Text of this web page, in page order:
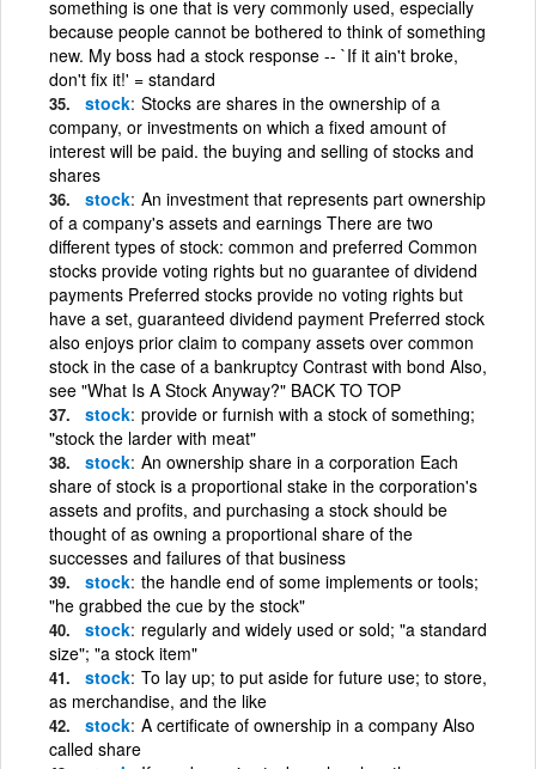
something is one that is very commonly used, especially
because people cannot be bothered to think of something
new. My boss had a stock response -- `If it ain't broke,
don't fix it!' = standard
stock Stocks are shares in the ownership of a
company, or investments on which a fixed amount of
interest will be paid. the buying and selling of stocks and
shares
stock An investment that represents part ownership
of a company's assets and earnings There are two
different types of stock: common and preferred Common
stocks provide voting rights but no guarantee of dividend
payments Preferred stocks provide no voting rights but
have a set, guaranteed dividend payment Preferred stock
also enjoys prior claim to company assets over common
stock in the case of a bankruptcy Contrast with bond Also,
see "What Is A Stock Anyway?" BACK TO TOP
stock provide or furnish with a stock of something;
"stock the larder with meat"
stock An ownership share in a corporation Each
share of stock is a proportional stake in the corporation's
assets and profits, and purchasing a stock should be
thought of as owning a proportional share of the
successes and failures of that business
stock the handle end of some implements or tools;
"he grabbed the cue by the stock"
stock regularly and widely used or sold; "a standard
size"; "a stock item"
stock To lay up; to put aside for future use; to store,
as merchandise, and the like
stock A certificate of ownership in a company Also
called share